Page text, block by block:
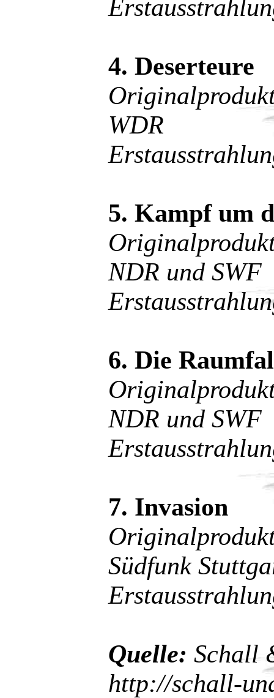
4. Deserteure
WDR
5. Kampf um
NDR und SWF
6. Die
NDR und SWF
7. Invasion
Südfunk
Quelle: Schall
http://schall-